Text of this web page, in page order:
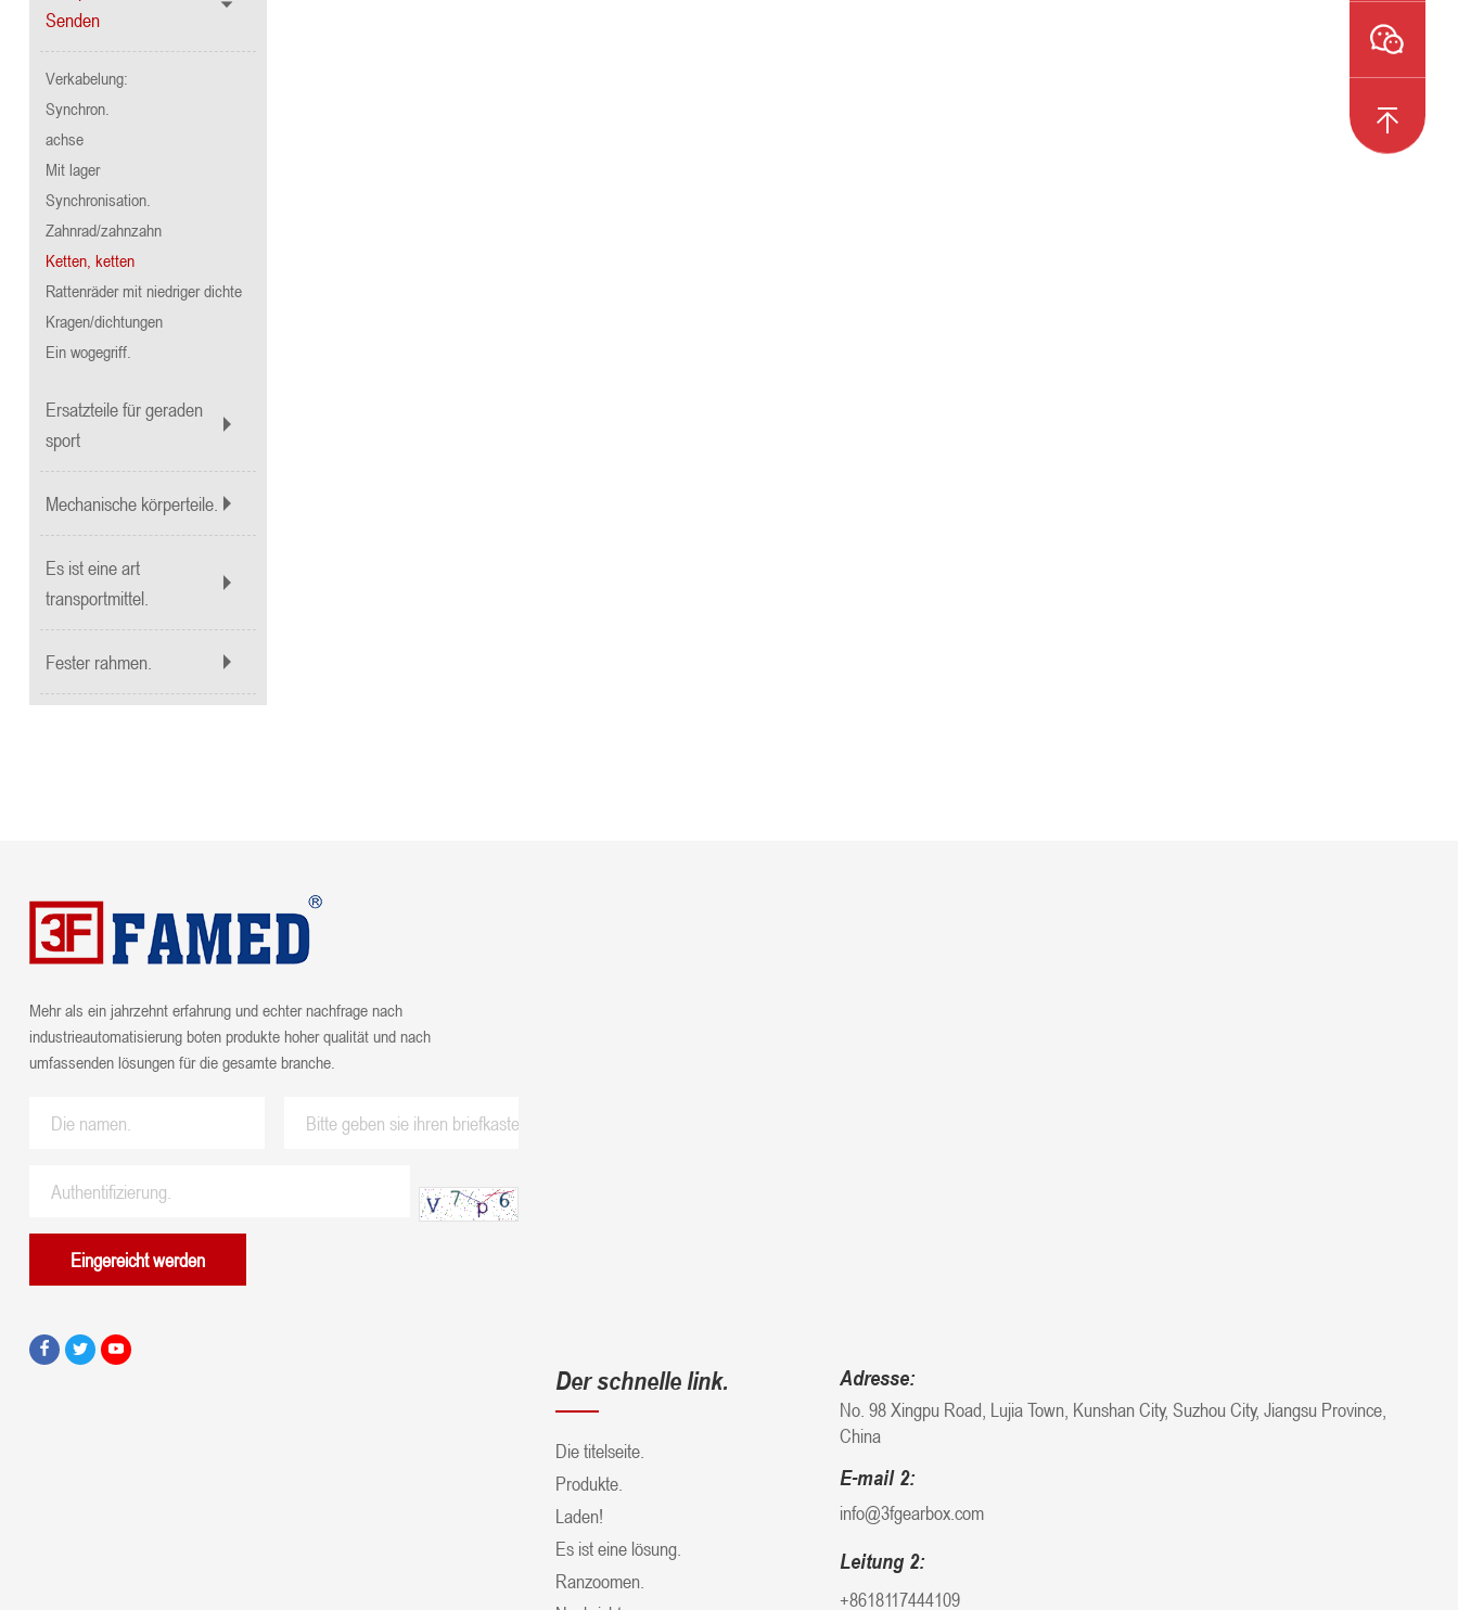
Senden
Verkabelung:
Synchron.
achse
Mit lager
Synchronisation.
Zahnrad/zahnzahn
Ketten, ketten
Rattenräder mit niedriger dichte
Kragen/dichtungen
Ein wogegriff.
Ersatzteile für geraden
sport
Mechanische körperteile.
Es ist eine art
transportmittel.
Fester rahmen.
Mehr als ein jahrzehnt erfahrung und echter nachfrage nach
industrieautomatisierung boten produkte hoher qualität und nach
umfassenden lösungen für die gesamte branche.
Der schnelle link.
Die titelseite.
Produkte.
Laden!
Es ist eine lösung.
Ranzoomen.
Adresse:
No. 98 Xingpu Road, Lujia Town, Kunshan City, Suzhou City, Jiangsu Province,
China
E-mail 2:
info@3fgearbox.com
Leitung 2:
+8618117444109